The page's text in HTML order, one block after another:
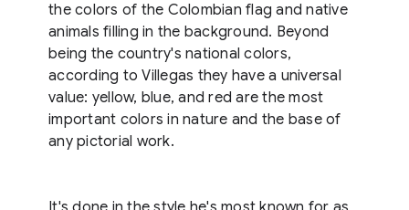
the colors of the Colombian flag and native
animals filling in the background. Beyond
being the country's national colors,
according to Villegas they have a universal
value: yellow, blue, and red are the most
important colors in nature and the base of
any pictorial work.